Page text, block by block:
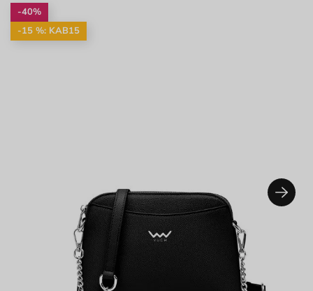
-40%
-15 %: KAB15